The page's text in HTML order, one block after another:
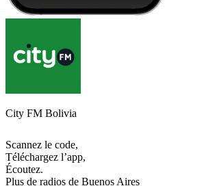
City FM Bolivia
Scannez le code,
Téléchargez l’app,
Écoutez.
Plus de radios de Buenos Aires